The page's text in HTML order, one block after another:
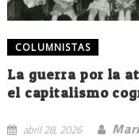
COLUMNISTAS
La guerra por la
el capitalismo
abril 28, 2026